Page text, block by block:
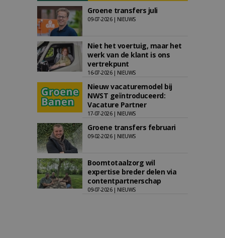
Groene transfers juli
09-07-2026 | NIEUWS
Niet het voertuig, maar het
werk van de klant is ons
vertrekpunt
16-07-2026 | NIEUWS
Nieuw vacaturemodel bij
NWST geïntroduceerd:
Vacature Partner
17-07-2026 | NIEUWS
Groene transfers februari
09-02-2026 | NIEUWS
Boomtotaalzorg wil
expertise breder delen via
contentpartnerschap
09-07-2026 | NIEUWS